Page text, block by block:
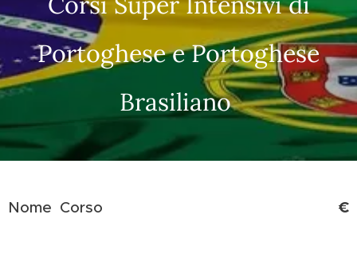
Portoghese e Portoghese
Brasiliano
Nome Corso €